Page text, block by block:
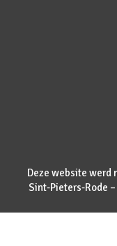
Deze website werd
Sint-Pieters-Rode